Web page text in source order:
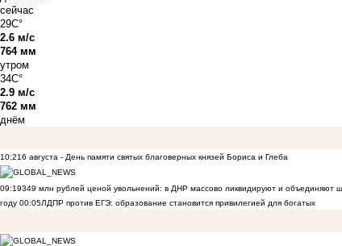
сейчас
29C°
2.6 м/с
764 мм
утром
34C°
2.9 м/с
762 мм
днём
10:216 августа - День памяти святых благоверных князей Бориса и Глеба
09:19349 млн рублей ценой увольнений: в ДНР массово ликвидируют и объединяют
году 00:05ЛДПР против ЕГЭ: образование становится привилегией для богатых